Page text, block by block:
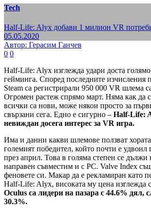
Tech
Half-Life: Alyx добави 1 милион VR
05.05.2020
Автор: Герасим Ганчев
0 0
Half-Life: Alyx изглежда удари доста
гейминга. Според последните изчисления
Steam са регистрирали 950 000 VR шлема
Огромен растеж спрямо март. Няма как да
всички са нови, може някои просто за
свързани сега. Едно е сигурно – Half-Life:
невиждан досега интерес за VR игра.
Има и данни какви шлемове ползват
големият победител, който почти е удвоил
през април. Това в голяма степен се дължи
направен съвместим и с PC. Valve Index
феновете си. Макар да е рекламиран като
Half-Life: Alyx, високата му цена изглежда
Oculus са лидери на пазара с 44.6% дял,
30.3%.